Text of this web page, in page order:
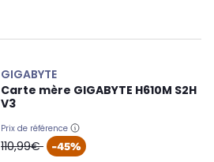
GIGABYTE
Carte mère GIGABYTE H610M S2H
V3
Prix de référence
oldPrice
110,99€ -45%